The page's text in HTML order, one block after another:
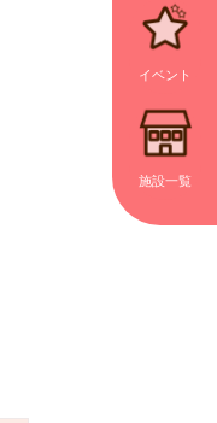
イベント
施設一覧